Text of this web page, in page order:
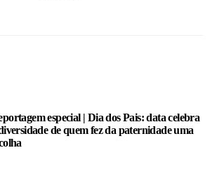
especial | Dia dos Pais: data celebra
de quem fez da paternidade uma